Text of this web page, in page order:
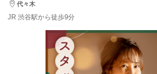
代々木
JR 渋谷駅から徒歩9分